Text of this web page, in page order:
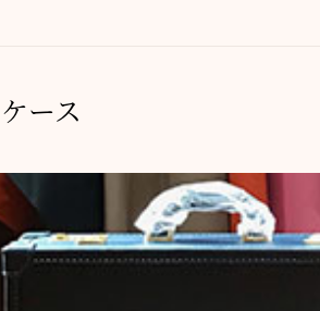
ース